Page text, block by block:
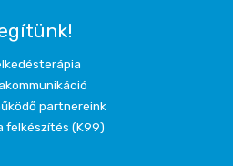
partnereink
felkészítés (K99)